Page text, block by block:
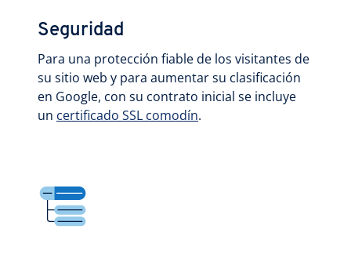
Seguridad
Para una protección fiable de los visitantes de
su sitio web y para aumentar su clasificación
en Google, con su contrato inicial se incluye
un certificado SSL comodín.